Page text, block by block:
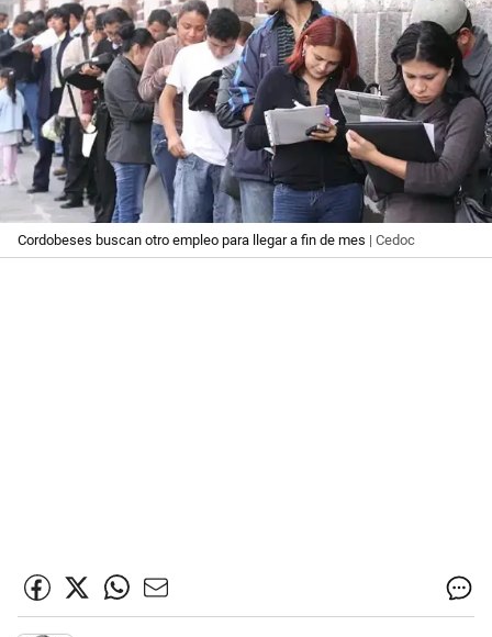
Cordobeses buscan otro empleo para llegar a fin de mes | Cedoc